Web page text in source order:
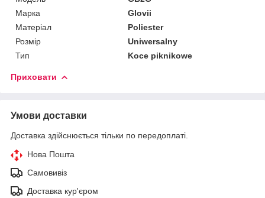
Марка
Glovii
Матеріал
Poliester
Розмір
Uniwersalny
Тип
Koce piknikowe
Приховати
Умови доставки
Доставка здійснюється тільки по передоплаті.
Нова Пошта
Самовивіз
Доставка кур'єром